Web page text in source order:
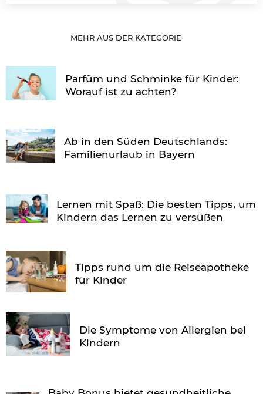
MEHR AUS DER KATEGORIE
Parfüm und Schminke für Kinder:
Worauf ist zu achten?
Ab in den Süden Deutschlands:
Familienurlaub in Bayern
Lernen mit Spaß: Die besten Tipps, um
Kindern das Lernen zu versüßen
Tipps rund um die Reiseapotheke
für Kinder
Die Symptome von Allergien bei
Kindern